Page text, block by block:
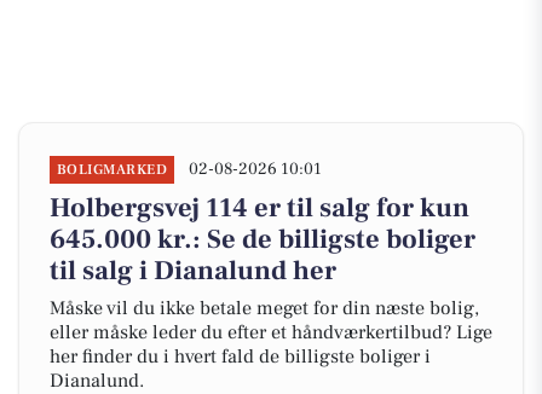
BOLIGMARKED 02-08-2026 10:01
Holbergsvej 114 er til salg for kun
645.000 kr.: Se de billigste boliger
til salg i Dianalund her
Måske vil du ikke betale meget for din næste bolig,
eller måske leder du efter et håndværkertilbud? Lige
her finder du i hvert fald de billigste boliger i
Dianalund.